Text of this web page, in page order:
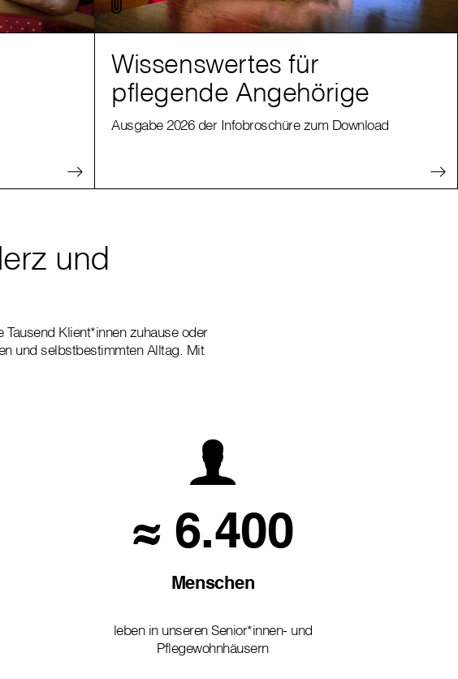
Wissenswertes für
pflegende Angehörige
Ausgabe 2026 der Infobroschüre zum Download
und
Klient*innen zuhause oder
und selbstbestimmten Alltag. Mit
≈ 6.400
Menschen
leben in unseren Senior*innen- und
Pflegewohnhäusern